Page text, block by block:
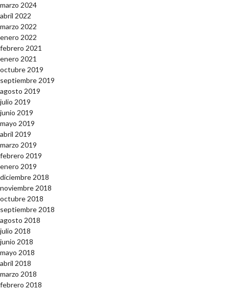
marzo 2024
abril 2022
marzo 2022
enero 2022
febrero 2021
enero 2021
octubre 2019
septiembre 2019
agosto 2019
julio 2019
junio 2019
mayo 2019
abril 2019
marzo 2019
febrero 2019
enero 2019
diciembre 2018
noviembre 2018
octubre 2018
septiembre 2018
agosto 2018
julio 2018
junio 2018
mayo 2018
abril 2018
marzo 2018
febrero 2018